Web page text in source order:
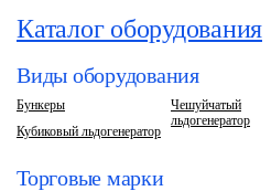
Каталог оборудования
Виды оборудования
Бункеры
Кубиковый льдогенератор
Чешуйчатый
льдогенератор
Торговые марки